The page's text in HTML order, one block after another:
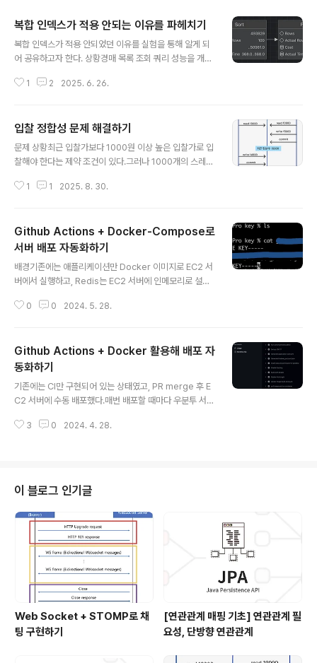
복합 인덱스가 적용 안되는 이유를 파헤치기
복합 인덱스가 적용 안되었던 이유를 실험을 통해 알게 되
어 공유하고자 한다. 상황경매 목록 조회 쿼리 성능을 개선
마크 수쿼리는 아래와 같다.select ...from auction_sea
sc limit 100; 조회 성능을 개선하기 위해 (카테고리, 북마
크 수)를 복합 인덱스를 생성하였다.create index idx_c
ategory_bookmark_cnt on auction_search (cate
해 보니 복합 인덱스를 타지 않고..
1 2 2025. 6. 26.
입찰 정합성 문제 해결하기
문제 상황최근 입찰가보다 1000원 이상 높은 입찰가로 입
찰해야 한다는 제약 조건이 있다.그러나 1000개의 스레드
는 문제가 발생했다. 해결 1 - 비관적 락 적용경매 조회 시
TE)@Query("select a from Auction a where a.id
= :id")Optional findByIdWithPessimisticLock(Lon
g id); 한 번에 하나의 요청만 접근할 수 있으므로 입찰이
중복으로 저장되는 문제가 해결되었다. 한계경매는 핵심
엔티티로 수정할 일이 많았다.비관적 락을 걸면 조회 시점
부터 업데이트를 ..
1 1 2025. 8. 30.
Github Actions + Docker-Compose로
서버 배포 자동화하기
배경기존에는 애플리케이션만 Docker 이미지로 EC2 서
버에서 실행하고, Redis는 EC2 서버에 인메모리로 설치
에 편리할 것 같다고 생각했다.이에 Docker-Compose
어버리기 전에 기록해두려고 한다.cd.yml 파일 수정더보
기name: CD Backendon: push: branches: [ "mai
n", "dev" ]permissions: contents: readjobs: build
-and-push-image: runs-on: ubuntu-latest steps:
0 0 2024. 5. 28.
Github Actions + Docker 활용해 배포 자
동화하기
기존에는 CI만 구현되어 있는 상태였고, PR merge 후 E
C2 서버에 수동 배포했다.매번 배포할 때마다 우분투 서버
로웠다.깃허브 프로젝트 클론 받기gitignore 파일 직접 추
서는 어떻게 배포를 자동화했는지 정리해보려고 한다. cd.
yml을 작성하기 전 Dockerfile 추가, EC2 패스워드 연
결 활성화, Github Secrets 환경 변수 추가가 선행되어
야 한다.Dockerfile 추가DockerFile은 자바 Docker
이미지를 생성하기 위한 스크립트이다...
3 0 2024. 4. 28.
이 블로그 인기글
Web Socket + STOMP로 채
팅 구현하기
[연관관계 매핑 기초] 연관관계 필
요성, 단방향 연관관계